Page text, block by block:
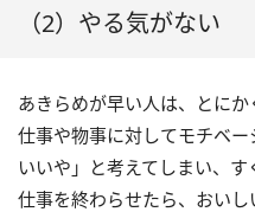
（2）やる気がない
あきらめが早い人は、とにか
仕事や物事に対してモチベ
いいや」と考えてしまい、
仕事を終わらせたら、おい